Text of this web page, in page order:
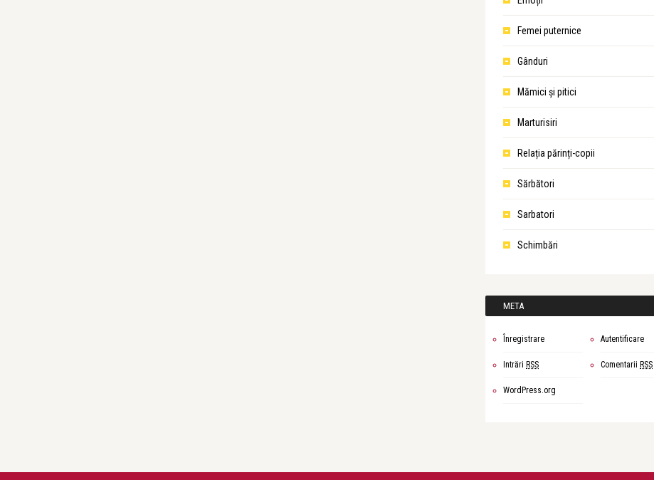
Femei puternice
Gânduri
Mămici și pitici
Marturisiri
Relația părinți-copii
Sărbători
Sarbatori
Schimbări
META
Înregistrare Autentificare
Intrări RSS Comentarii RSS
WordPress.org